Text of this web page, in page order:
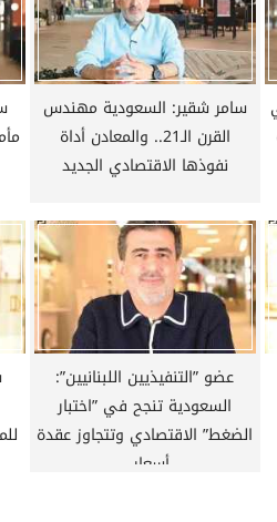
سامر شقير: السعودية مهندس
القرن الـ21.. والمعادن أداة
نفوذها الاقتصادي الجديد
عضو ”التنفيذيين اللبنانيين”:
السعودية تنجح في ”اختبار
الضغط” الاقتصادي وتتجاوز عقدة
أسعار...